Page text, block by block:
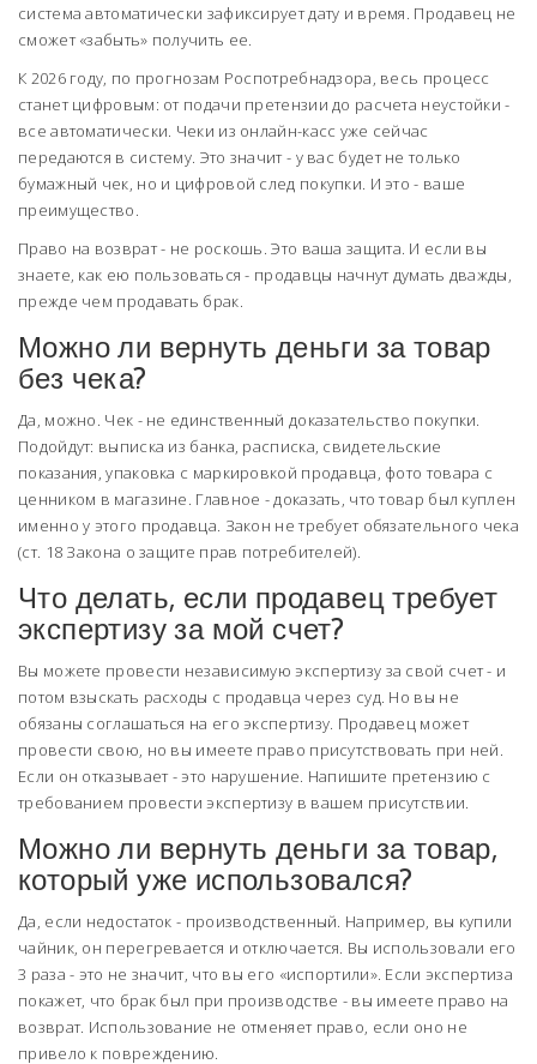
система автоматически зафиксирует дату и время. Продавец не
сможет «забыть» получить ее.
К 2026 году, по прогнозам Роспотребнадзора, весь процесс
станет цифровым: от подачи претензии до расчета неустойки -
все автоматически. Чеки из онлайн-касс уже сейчас
передаются в систему. Это значит - у вас будет не только
бумажный чек, но и цифровой след покупки. И это - ваше
преимущество.
Право на возврат - не роскошь. Это ваша защита. И если вы
знаете, как ею пользоваться - продавцы начнут думать дважды,
прежде чем продавать брак.
Можно ли вернуть деньги за товар
без чека?
Да, можно. Чек - не единственный доказательство покупки.
Подойдут: выписка из банка, расписка, свидетельские
показания, упаковка с маркировкой продавца, фото товара с
ценником в магазине. Главное - доказать, что товар был куплен
именно у этого продавца. Закон не требует обязательного чека
(ст. 18 Закона о защите прав потребителей).
Что делать, если продавец требует
экспертизу за мой счет?
Вы можете провести независимую экспертизу за свой счет - и
потом взыскать расходы с продавца через суд. Но вы не
обязаны соглашаться на его экспертизу. Продавец может
провести свою, но вы имеете право присутствовать при ней.
Если он отказывает - это нарушение. Напишите претензию с
требованием провести экспертизу в вашем присутствии.
Можно ли вернуть деньги за товар,
который уже использовался?
Да, если недостаток - производственный. Например, вы купили
чайник, он перегревается и отключается. Вы использовали его
3 раза - это не значит, что вы его «испортили». Если экспертиза
покажет, что брак был при производстве - вы имеете право на
возврат. Использование не отменяет право, если оно не
привело к повреждению.